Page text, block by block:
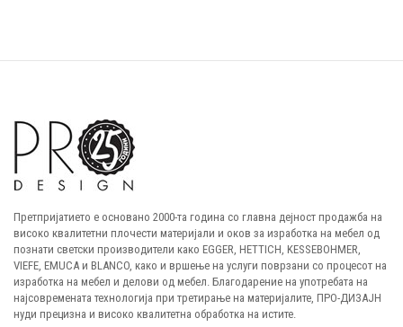
Претпријатието е основано 2000-та година со главна дејност продажба на
високо квалитетни плочести материјали и оков за изработка на мебел од
познати светски производители како EGGER, HETTICH, KESSEBOHMER,
VIEFE, EMUCA и BLANCO, како и вршење на услуги поврзани со процесот на
изработка на мебел и делови од мебел. Благодарение на употребата на
најсовремената технологија при третирање на материјалите, ПРО-ДИЗАЈН
нуди прецизна и високо квалитетна обработка на истите.